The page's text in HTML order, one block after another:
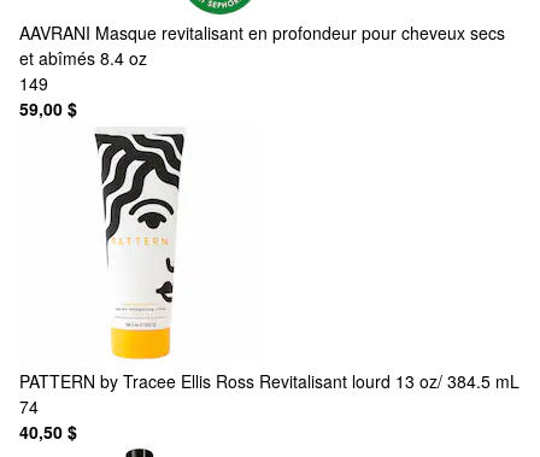
AAVRANI Masque revitalisant en profondeur pour cheveux secs
et abîmés 8.4 oz
149
59,00 $
PATTERN by Tracee Ellis Ross Revitalisant lourd 13 oz/ 384.5 mL
74
40,50 $